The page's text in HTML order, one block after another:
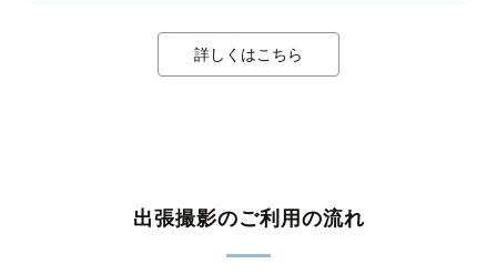
詳しくはこちら
出張撮影のご利用の流れ